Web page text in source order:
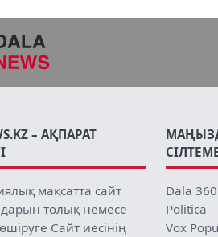
– АҚПАРАТ
мақсатта сайт
толық немесе
Сайт иесінің
Dala 360
Politica
Vox